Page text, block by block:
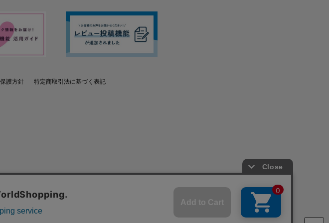
護方針 特定商取引法に基づく表記